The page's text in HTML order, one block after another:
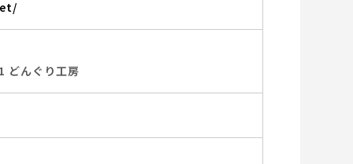
どんぐり工房